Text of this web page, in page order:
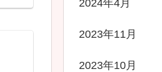
2024年4月
2023年11月
2023年10月